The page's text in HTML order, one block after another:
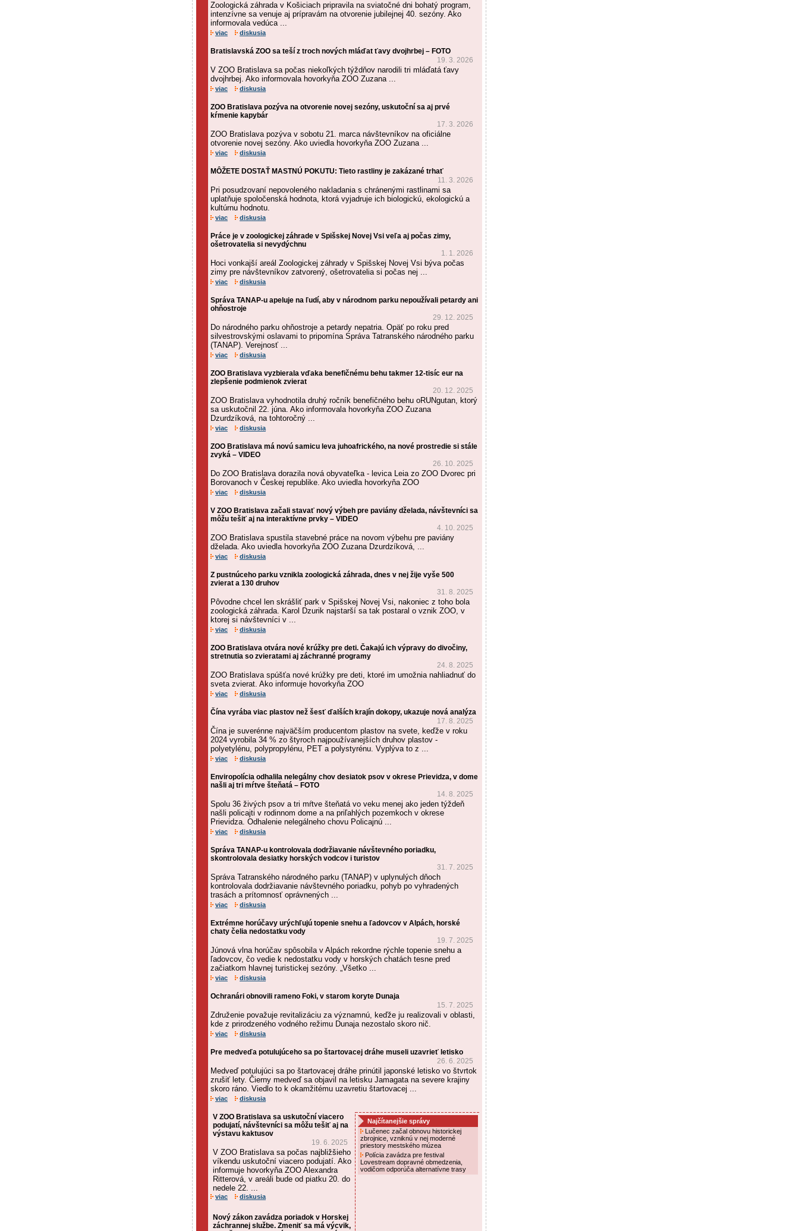
Zoologická záhrada v Košiciach pripravila na sviatočné dni bohatý program,
intenzívne sa venuje aj prípravám na otvorenie jubilejnej 40. sezóny. Ako
informovala vedúca ...
viac diskusia
Bratislavská ZOO sa teší z troch nových mláďat ťavy dvojhrbej – FOTO
19. 3. 2026
V ZOO Bratislava sa počas niekoľkých týždňov narodili tri mláďatá ťavy
dvojhrbej. Ako informovala hovorkyňa ZOO Zuzana ...
viac diskusia
ZOO Bratislava pozýva na otvorenie novej sezóny, uskutoční sa aj prvé
kŕmenie kapybár
17. 3. 2026
ZOO Bratislava pozýva v sobotu 21. marca návštevníkov na oficiálne
otvorenie novej sezóny. Ako uviedla hovorkyňa ZOO Zuzana ...
viac diskusia
MÔŽETE DOSTAŤ MASTNÚ POKUTU: Tieto rastliny je zakázané trhať
11. 3. 2026
Pri posudzovaní nepovoleného nakladania s chránenými rastlinami sa
uplatňuje spoločenská hodnota, ktorá vyjadruje ich biologickú, ekologickú a
kultúrnu hodnotu.
viac diskusia
Práce je v zoologickej záhrade v Spišskej Novej Vsi veľa aj počas zimy,
ošetrovatelia si nevydýchnu
1. 1. 2026
Hoci vonkajší areál Zoologickej záhrady v Spišskej Novej Vsi býva počas
zimy pre návštevníkov zatvorený, ošetrovatelia si počas nej ...
viac diskusia
Správa TANAP-u apeluje na ľudí, aby v národnom parku nepoužívali petardy ani
ohňostroje
29. 12. 2025
Do národného parku ohňostroje a petardy nepatria. Opäť po roku pred
silvestrovskými oslavami to pripomína Správa Tatranského národného parku
(TANAP). Verejnosť ...
viac diskusia
ZOO Bratislava vyzbierala vďaka benefičnému behu takmer 12-tisíc eur na
zlepšenie podmienok zvierat
20. 12. 2025
ZOO Bratislava vyhodnotila druhý ročník benefičného behu oRUNgutan, ktorý
sa uskutočnil 22. júna. Ako informovala hovorkyňa ZOO Zuzana
Dzurdzíková, na tohtoročný ...
viac diskusia
ZOO Bratislava má novú samicu leva juhoafrického, na nové prostredie si stále
zvyká – VIDEO
26. 10. 2025
Do ZOO Bratislava dorazila nová obyvateľka - levica Leia zo ZOO Dvorec pri
Borovanoch v Českej republike. Ako uviedla hovorkyňa ZOO
viac diskusia
V ZOO Bratislava začali stavať nový výbeh pre paviány dželada, návštevníci sa
môžu tešiť aj na interaktívne prvky – VIDEO
4. 10. 2025
ZOO Bratislava spustila stavebné práce na novom výbehu pre paviány
dželada. Ako uviedla hovorkyňa ZOO Zuzana Dzurdzíková, ...
viac diskusia
Z pustnúceho parku vznikla zoologická záhrada, dnes v nej žije vyše 500
zvierat a 130 druhov
31. 8. 2025
Pôvodne chcel len skrášliť park v Spišskej Novej Vsi, nakoniec z toho bola
zoologická záhrada. Karol Dzurik najstarší sa tak postaral o vznik ZOO, v
ktorej si návštevníci v ...
viac diskusia
ZOO Bratislava otvára nové krúžky pre deti. Čakajú ich výpravy do divočiny,
stretnutia so zvieratami aj záchranné programy
24. 8. 2025
ZOO Bratislava spúšťa nové krúžky pre deti, ktoré im umožnia nahliadnuť do
sveta zvierat. Ako informuje hovorkyňa ZOO
viac diskusia
Čína vyrába viac plastov než šesť ďalších krajín dokopy, ukazuje nová analýza
17. 8. 2025
Čína je suverénne najväčším producentom plastov na svete, keďže v roku
2024 vyrobila 34 % zo štyroch najpoužívanejších druhov plastov -
polyetylénu, polypropylénu, PET a polystyrénu. Vyplýva to z ...
viac diskusia
Enviropolícia odhalila nelegálny chov desiatok psov v okrese Prievidza, v dome
našli aj tri mŕtve šteňatá – FOTO
14. 8. 2025
Spolu 36 živých psov a tri mŕtve šteňatá vo veku menej ako jeden týždeň
našli policajti v rodinnom dome a na priľahlých pozemkoch v okrese
Prievidza. Odhalenie nelegálneho chovu Policajnú ...
viac diskusia
Správa TANAP-u kontrolovala dodržiavanie návštevného poriadku,
skontrolovala desiatky horských vodcov i turistov
31. 7. 2025
Správa Tatranského národného parku (TANAP) v uplynulých dňoch
kontrolovala dodržiavanie návštevného poriadku, pohyb po vyhradených
trasách a prítomnosť oprávnených ...
viac diskusia
Extrémne horúčavy urýchľujú topenie snehu a ľadovcov v Alpách, horské
chaty čelia nedostatku vody
19. 7. 2025
Júnová vlna horúčav spôsobila v Alpách rekordne rýchle topenie snehu a
ľadovcov, čo vedie k nedostatku vody v horských chatách tesne pred
začiatkom hlavnej turistickej sezóny. „Všetko ...
viac diskusia
Ochranári obnovili rameno Foki, v starom koryte Dunaja
15. 7. 2025
Združenie považuje revitalizáciu za významnú, keďže ju realizovali v oblasti,
kde z prirodzeného vodného režimu Dunaja nezostalo skoro nič.
viac diskusia
Pre medveďa potulujúceho sa po štartovacej dráhe museli uzavrieť letisko
26. 6. 2025
Medveď potulujúci sa po štartovacej dráhe prinútil japonské letisko vo štvrtok
zrušiť lety. Čierny medveď sa objavil na letisku Jamagata na severe krajiny
skoro ráno. Viedlo to k okamžitému uzavretiu štartovacej ...
viac diskusia
V ZOO Bratislava sa uskutoční viacero
podujatí, návštevníci sa môžu tešiť aj na
výstavu kaktusov
19. 6. 2025
V ZOO Bratislava sa počas najbližšieho
víkendu uskutoční viacero podujatí. Ako
informuje hovorkyňa ZOO Alexandra
Ritterová, v areáli bude od piatku 20. do
nedele 22. ...
viac diskusia
Nový zákon zavádza poriadok v Horskej
záchrannej službe. Zmeniť sa má výcvik,
Najčítanejšie správy
Lučenec začal obnovu historickej
zbrojnice, vzniknú v nej moderné
priestory mestského múzea
Polícia zavádza pre festival
Lovestream dopravné obmedzenia,
vodičom odporúča alternatívne trasy